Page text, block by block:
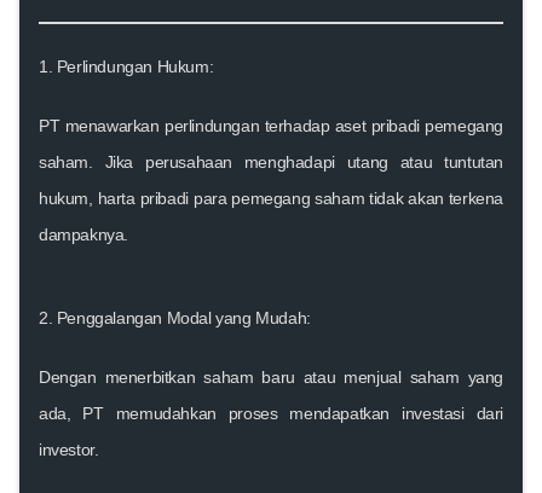
1. Perlindungan Hukum:
PT menawarkan perlindungan terhadap aset pribadi pemegang
saham. Jika perusahaan menghadapi utang atau tuntutan
hukum, harta pribadi para pemegang saham tidak akan terkena
dampaknya.
2. Penggalangan Modal yang Mudah:
Dengan menerbitkan saham baru atau menjual saham yang
ada, PT memudahkan proses mendapatkan investasi dari
investor.